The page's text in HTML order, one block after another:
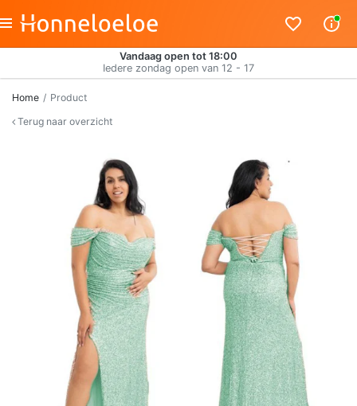
Vandaag open tot 18:00
Iedere zondag open van 12 - 17
Home
Product
Terug naar overzicht